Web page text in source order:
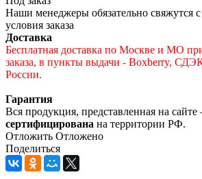
Наши менеджеры обязательно свяжутся
условия заказа
Доставка
Бесплатная доставка по Москве и МО
заказа, в пункты выдачи - Boxberry,
России.
Гарантия
Вся продукция, представленная на сайте
сертифицирована на территории РФ.
Отложить Отложено
Поделиться